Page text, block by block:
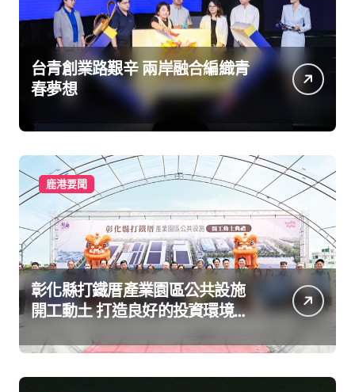
台青創業路艱辛 兩岸融合編織青
春夢想
鹿港要聞
彰化縣打鐵厝產業園區公共設施
開工動土 打造良好的投資環境讓